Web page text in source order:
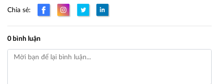
Chia sẻ:
0 bình luận